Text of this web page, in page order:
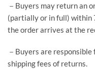
－Buyers may return an
(partially or in full) within
the order arrives at the
－Buyers are
shipping fees of returns.